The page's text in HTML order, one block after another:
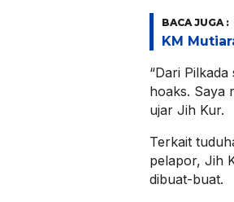
BACA JUGA :
KM
“Dari
hoaks. Saya
ujar Jih Kur.
Terkait
pelapor, Jih
dibuat-buat.